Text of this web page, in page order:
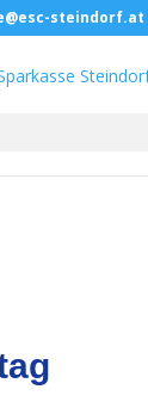
steindorf.at